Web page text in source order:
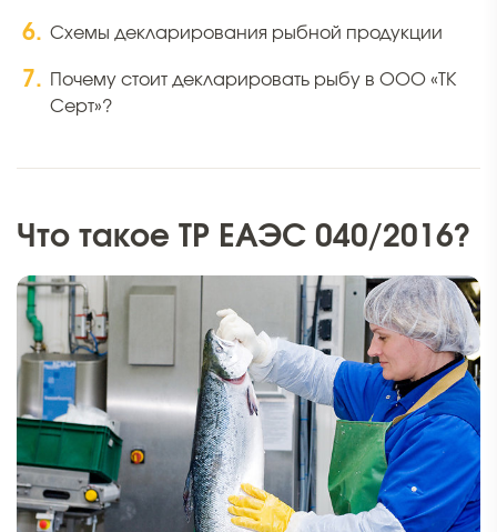
Схемы декларирования рыбной продукции
Почему стоит декларировать рыбу в ООО «ТК
Серт»?
Что такое ТР ЕАЭС 040/2016?